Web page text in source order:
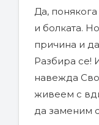
Да,
и болката.
причина и
Разбира се!
навежда
живеем с
да заменим